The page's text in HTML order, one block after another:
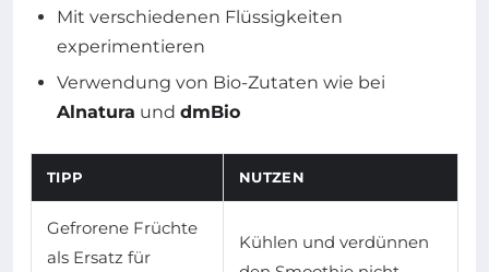
Mit verschiedenen Flüssigkeiten
experimentieren
Verwendung von Bio-Zutaten wie bei
Alnatura und dmBio
TIPP NUTZEN
Gefrorene Früchte
als Ersatz für
Kühlen und verdünnen